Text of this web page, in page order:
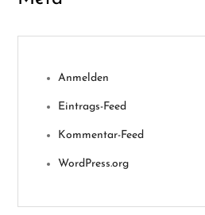
Anmelden
Eintrags-Feed
Kommentar-Feed
WordPress.org